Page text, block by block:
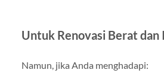
Untuk Renovasi Berat dan
Namun, jika Anda menghadapi: